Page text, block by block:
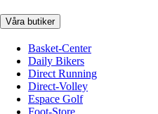
Våra butiker
Basket-Center
Daily Bikers
Direct Running
Direct-Volley
Espace Golf
Foot-Store